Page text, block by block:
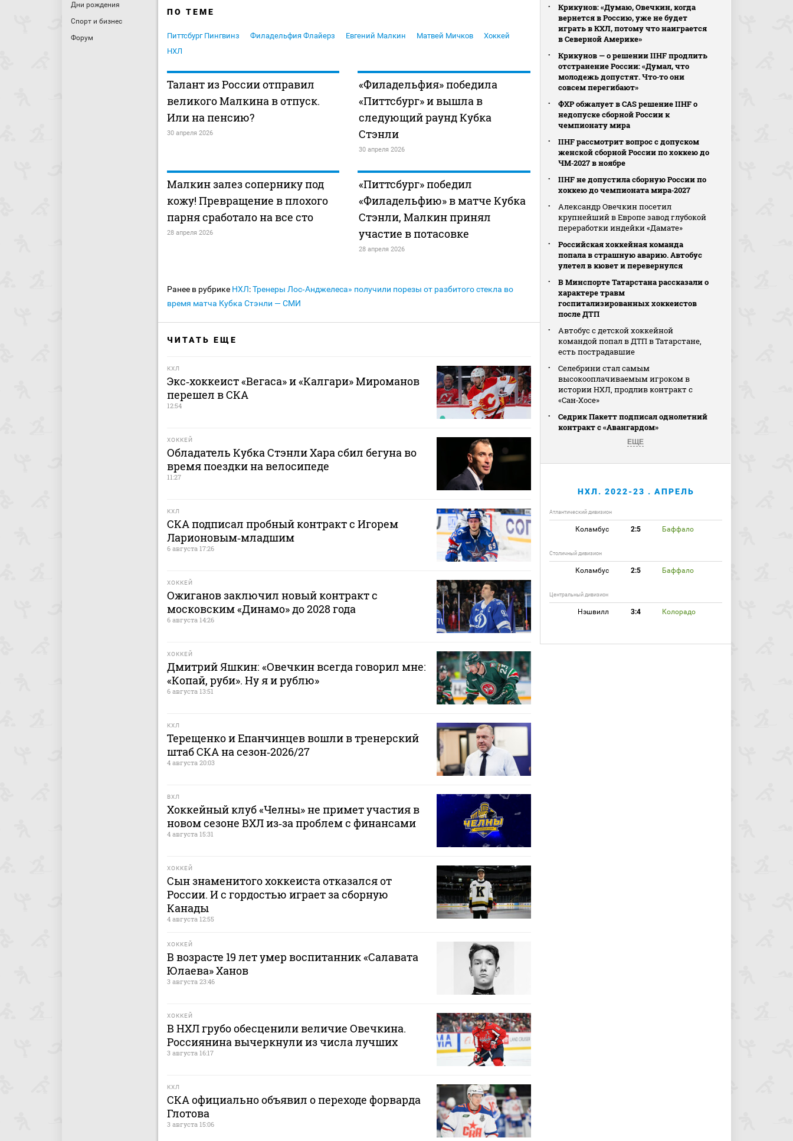
Дни рождения
Спорт и бизнес
Форум
ПО ТЕМЕ
Питтсбург Пингвинз Филадельфия Флайерз Евгений Малкин Матвей Мичков
Хоккей
НХЛ
Талант из России отправил
великого Малкина в отпуск.
Или на пенсию?
30 апреля 2026
«Филадельфия» победила
«Питтсбург» и вышла в
следующий раунд Кубка
Стэнли
30 апреля 2026
Малкин залез сопернику под
кожу! Превращение в плохого
парня сработало на все сто
28 апреля 2026
«Питтсбург» победил
«Филадельфию» в матче Кубка
Стэнли, Малкин принял
участие в потасовке
28 апреля 2026
Ранее в рубрике НХЛ:Тренеры Лос‑Анджелеса» получили порезы от разбитого стекла во
время матча Кубка Стэнли — СМИ
ЧИТАТЬ ЕЩЕ
КХЛ
Экс‑хоккеист «Вегаса» и «Калгари» Мироманов
перешел в СКА
12:54
ХОККЕЙ
Обладатель Кубка Стэнли Хара сбил бегуна во
время поездки на велосипеде
11:27
КХЛ
СКА подписал пробный контракт с Игорем
Ларионовым‑младшим
6 августа 17:26
ХОККЕЙ
Ожиганов заключил новый контракт с
московским «Динамо» до 2028 года
6 августа 14:26
ХОККЕЙ
Дмитрий Яшкин: «Овечкин всегда говорил мне:
«Копай, руби». Ну я и рублю»
6 августа 13:51
КХЛ
Терещенко и Епанчинцев вошли в тренерский
штаб СКА на сезон‑2026/27
4 августа 20:03
ВХЛ
Хоккейный клуб «Челны» не примет участия в
новом сезоне ВХЛ из‑за проблем с финансами
4 августа 15:31
ХОККЕЙ
Сын знаменитого хоккеиста отказался от
России. И с гордостью играет за сборную
Канады
4 августа 12:55
ХОККЕЙ
В возрасте 19 лет умер воспитанник «Салавата
Юлаева» Ханов
3 августа 23:46
ХОККЕЙ
В НХЛ грубо обесценили величие Овечкина.
Россиянина вычеркнули из числа лучших
3 августа 16:17
КХЛ
СКА официально объявил о переходе форварда
Глотова
3 августа 15:06
Крикунов: «Думаю, Овечкин, когда
вернется в Россию, уже не будет
играть в КХЛ, потому что наиграется
в Северной Америке»
Крикунов — о решении IIHF продлить
отстранение России: «Думал, что
молодежь допустят. Что‑то они
совсем перегибают»
ФХР обжалует в CAS решение IIHF о
недопуске сборной России к
чемпионату мира
IIHF рассмотрит вопрос с допуском
женской сборной России по хоккею до
ЧМ‑2027 в ноябре
IIHF не допустила сборную России по
хоккею до чемпионата мира‑2027
Александр Овечкин посетил
крупнейший в Европе завод глубокой
переработки индейки «Дамате»
Российская хоккейная команда
попала в страшную аварию. Автобус
улетел в кювет и перевернулся
В Минспорте Татарстана рассказали о
характере травм
госпитализированных хоккеистов
после ДТП
Автобус с детской хоккейной
командой попал в ДТП в Татарстане,
есть пострадавшие
Селебрини стал самым
высокооплачиваемым игроком в
истории НХЛ, продлив контракт с
«Сан‑Хосе»
Седрик Пакетт подписал однолетний
контракт с «Авангардом»
ЕЩЕ
НХЛ. 2022-23 . АПРЕЛЬ
Атлантический дивизион
Коламбус 2:5 Баффало
Столичный дивизион
Коламбус 2:5 Баффало
Центральный дивизион
Нэшвилл 3:4 Колорадо